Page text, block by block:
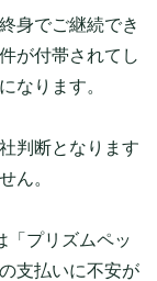
身でご継続でき
が付帯されてし
なります。
判断となります
ん。
「プリズムペッ
支払いに不安が